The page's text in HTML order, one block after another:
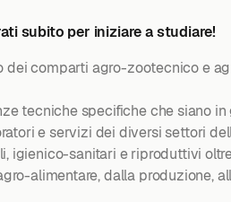
subito per iniziare a studiare!
comparti agro-zootecnico e
tecniche specifiche che siano
e servizi dei diversi settori
igienico-sanitari e riproduttivi
alimentare, dalla produzione,